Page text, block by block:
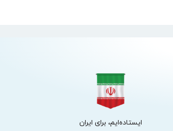
ایستاده‌ایم، برای ایران